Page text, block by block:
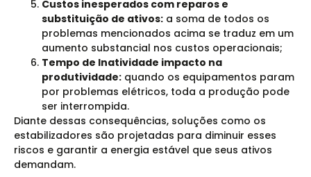
Custos inesperados com reparos e
substituição de ativos: a soma de todos os
problemas mencionados acima se traduz em um
aumento substancial nos custos operacionais;
Tempo de Inatividade impacto na
produtividade: quando os equipamentos param
por problemas elétricos, toda a produção pode
ser interrompida.
Diante dessas consequências, soluções como os
estabilizadores são projetadas para diminuir esses
riscos e garantir a energia estável que seus ativos
demandam.